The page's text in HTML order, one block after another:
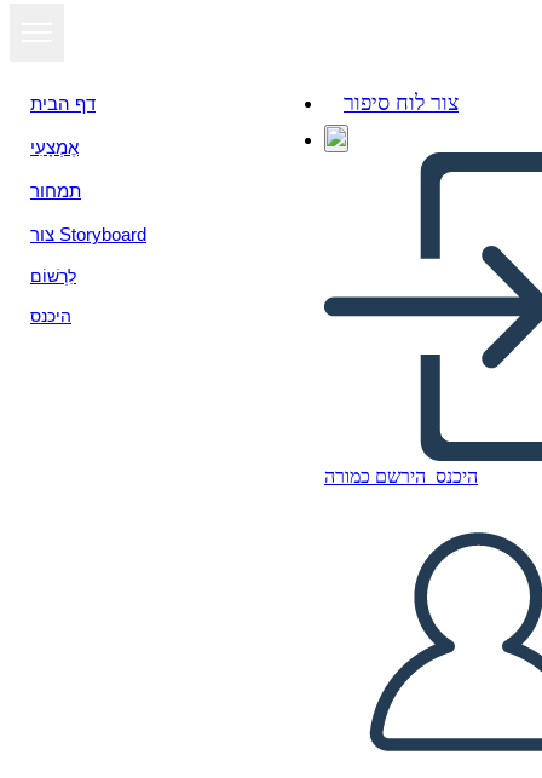
דף הבית
אֶמְצָעִי
תמחור
צור Storyboard
לִרְשׁוֹם
היכנס
צור לוח סיפור
היכנס הירשם כמורה